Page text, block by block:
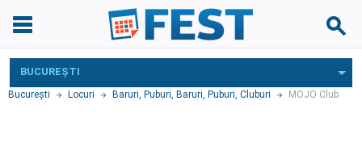
BUCUREŞTI
Bucureşti Locuri Baruri, Puburi, Baruri, Puburi, Cluburi MOJO Club